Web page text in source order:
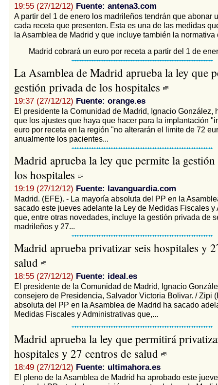
19:55 (27/12/12) Fuente: antena3.com
A partir del 1 de enero los madrileños tendrán que abonar
cada receta que presenten. Esta es una de las medidas
la Asamblea de Madrid y que incluye también la normativa
Madrid cobrará un euro por receta a partir del 1 de
La Asamblea de Madrid aprueba la ley que
gestión privada de los hospitales
19:37 (27/12/12) Fuente: orange.es
El presidente la Comunidad de Madrid, Ignacio González,
que los ajustes que haya que hacer para la implantación
euro por receta en la región "no alterarán el limite de 72
anualmente los pacientes...
Madrid aprueba la ley que permite la
los hospitales
19:19 (27/12/12) Fuente: lavanguardia.com
Madrid. (EFE). - La mayoría absoluta del PP en la
sacado este jueves adelante la Ley de Medidas Fiscales y
que, entre otras novedades, incluye la gestión privada de
madrileños y 27...
Madrid aprueba privatizar seis hospitales y
salud
18:55 (27/12/12) Fuente: ideal.es
El presidente de la Comunidad de Madrid, Ignacio
consejero de Presidencia, Salvador Victoria Bolivar. / Zipi
absoluta del PP en la Asamblea de Madrid ha sacado
Medidas Fiscales y Administrativas que,...
Madrid aprueba la ley que permitirá
hospitales y 27 centros de salud
18:49 (27/12/12) Fuente: ultimahora.es
El pleno de la Asamblea de Madrid ha aprobado este